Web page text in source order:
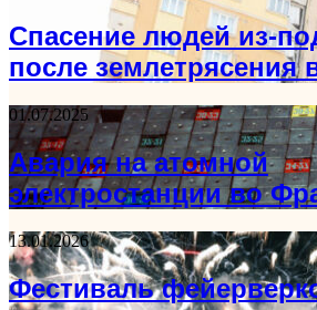
Спасение людей из-
после землетрясения
01.07.2025
Авария на атомной
электростанции во
13.01.2026
Фестиваль